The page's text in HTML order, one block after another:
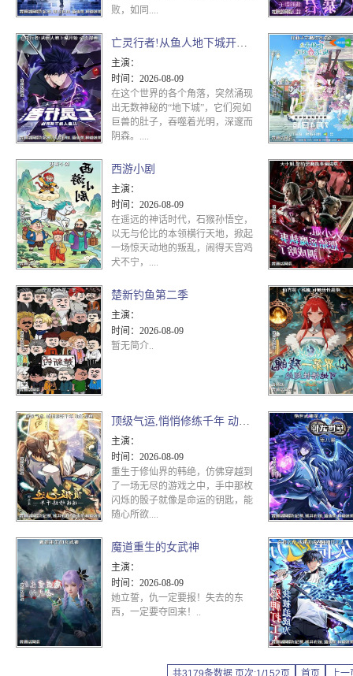
败，如同....
亡灵行者!从鱼人地下城开始 动态漫画
主演：
时间： 2026-08-09
在这个世界的各个角落，突然涌现
出无数神秘的“地下城”，它们宛如
巨兽的肚子，吞噬着光明，深邃而
阴森。....
西游小剧
主演：
时间： 2026-08-09
在遥远的神话时代，石猴孙悟空，
以无与伦比的本领横行天地，掀起
一场惊天动地的叛乱，闹得天宫鸡
犬不宁，....
楚新钓鱼第二季
主演：
时间： 2026-08-09
暂无简介..
顶级气运,悄悄修练千年 动态漫画
主演：
时间： 2026-08-09
重生于修仙界的韩绝，仿佛穿越到
了一场无尽的游戏之中，手中那枚
闪烁的骰子就像是命运的钥匙，能
随心所欲....
魔道重生的女武神
主演：
时间： 2026-08-09
她立誓，仇一定要报！失去的东
西，一定要夺回来！..
共3179条数据 页次:1/152页 首页 上